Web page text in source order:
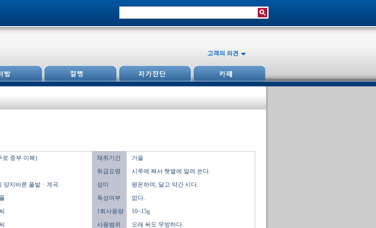
고객의 의견
로 중부 이북) 채취기간
가을
취급요령
시루에 쪄서 햇볕에 말려 쓴다.
양지바른 풀밭ㆍ계곡 성미
평온하며, 달고 약간 시다.
독성여부
없다.
1회사용량
10~15g
사용범위
오래 써도 무방하다.